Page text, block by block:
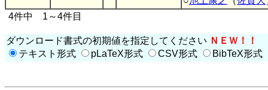
4件中 1～4件目
ダウンロード書式の初期値を指定してください ＮＥＷ！！
テキスト形式
pLaTeX形式 CSV形式 BibTeX形式